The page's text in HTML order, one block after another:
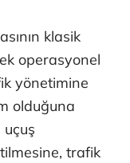
klasik
operasyonel
yönetimine
olduğuna
trafik